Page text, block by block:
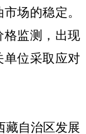
场的稳定。
格监测，出现
单位采取应对
藏自治区发展